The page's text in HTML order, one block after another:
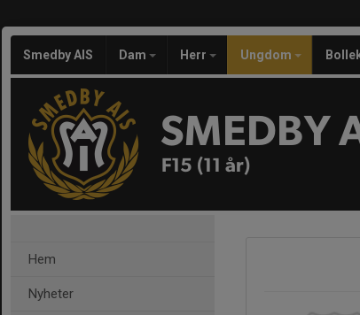
Smedby AIS Dam Herr Ungdom
SMEDBY
F15 (11 år)
Hem
Nyheter